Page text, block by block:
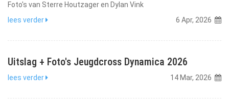
Foto's van Sterre Houtzager en Dylan Vink
lees verder
6 Apr, 2026
Uitslag + Foto's Jeugdcross Dynamica 2026
lees verder 14 Mar, 2026